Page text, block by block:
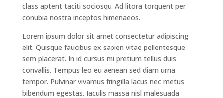
class aptent taciti sociosqu. Ad litora torquent per
conubia nostra inceptos himenaeos.
Lorem ipsum dolor sit amet consectetur adipiscing
elit. Quisque faucibus ex sapien vitae pellentesque
sem placerat. In id cursus mi pretium tellus duis
convallis. Tempus leo eu aenean sed diam urna
tempor. Pulvinar vivamus fringilla lacus nec metus
bibendum egestas. Iaculis massa nisl malesuada